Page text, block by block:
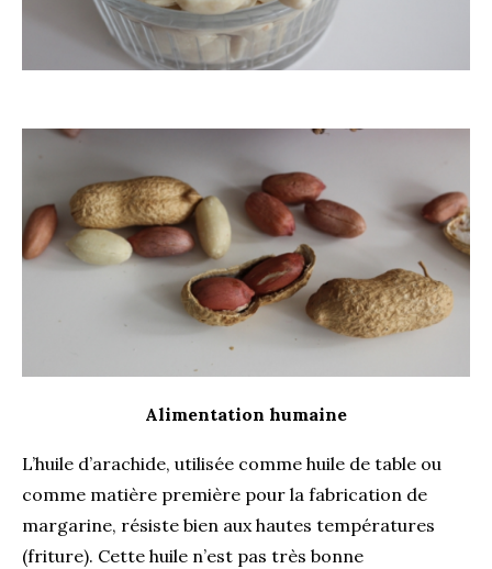
Alimentation humaine
L’huile d’arachide, utilisée comme huile de table ou
comme matière première pour la fabrication de
margarine, résiste bien aux hautes températures
(friture). Cette huile n’est pas très bonne